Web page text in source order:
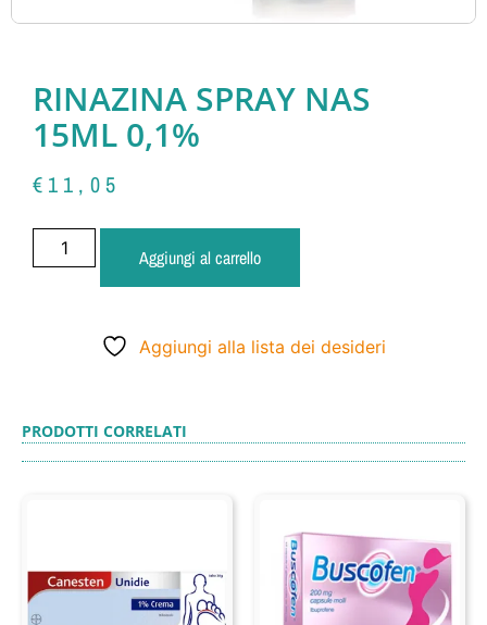
RINAZINA SPRAY NAS
15ML 0,1%
€ 11,05
Aggiungi al carrello
Aggiungi alla lista dei desideri
PRODOTTI CORRELATI